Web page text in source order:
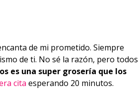
de mi prometido. Siempre
de ti. No sé la razón, pero todos
es una super grosería que los
cita esperando 20 minutos.